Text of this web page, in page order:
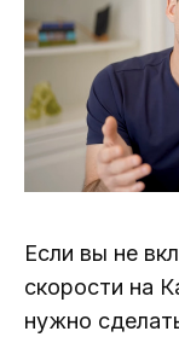
Если вы не
скорости на
нужно